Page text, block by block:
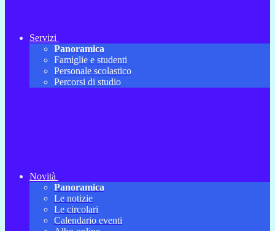
Servizi
Panoramica
Famiglie e studenti
Personale scolastico
Percorsi di studio
Novità
Panoramica
Le notizie
Le circolari
Calendario eventi